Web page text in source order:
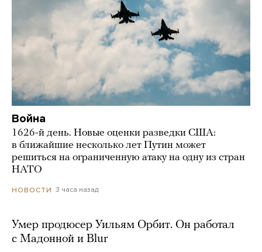
Война
1626-й день. Новые оценки разведки США:
в ближайшие несколько лет Путин может
решиться на ограниченную атаку на одну из стран
НАТО
НОВОСТИ 3 часа назад
Умер продюсер Уильям Орбит. Он работал
с Мадонной и Blur